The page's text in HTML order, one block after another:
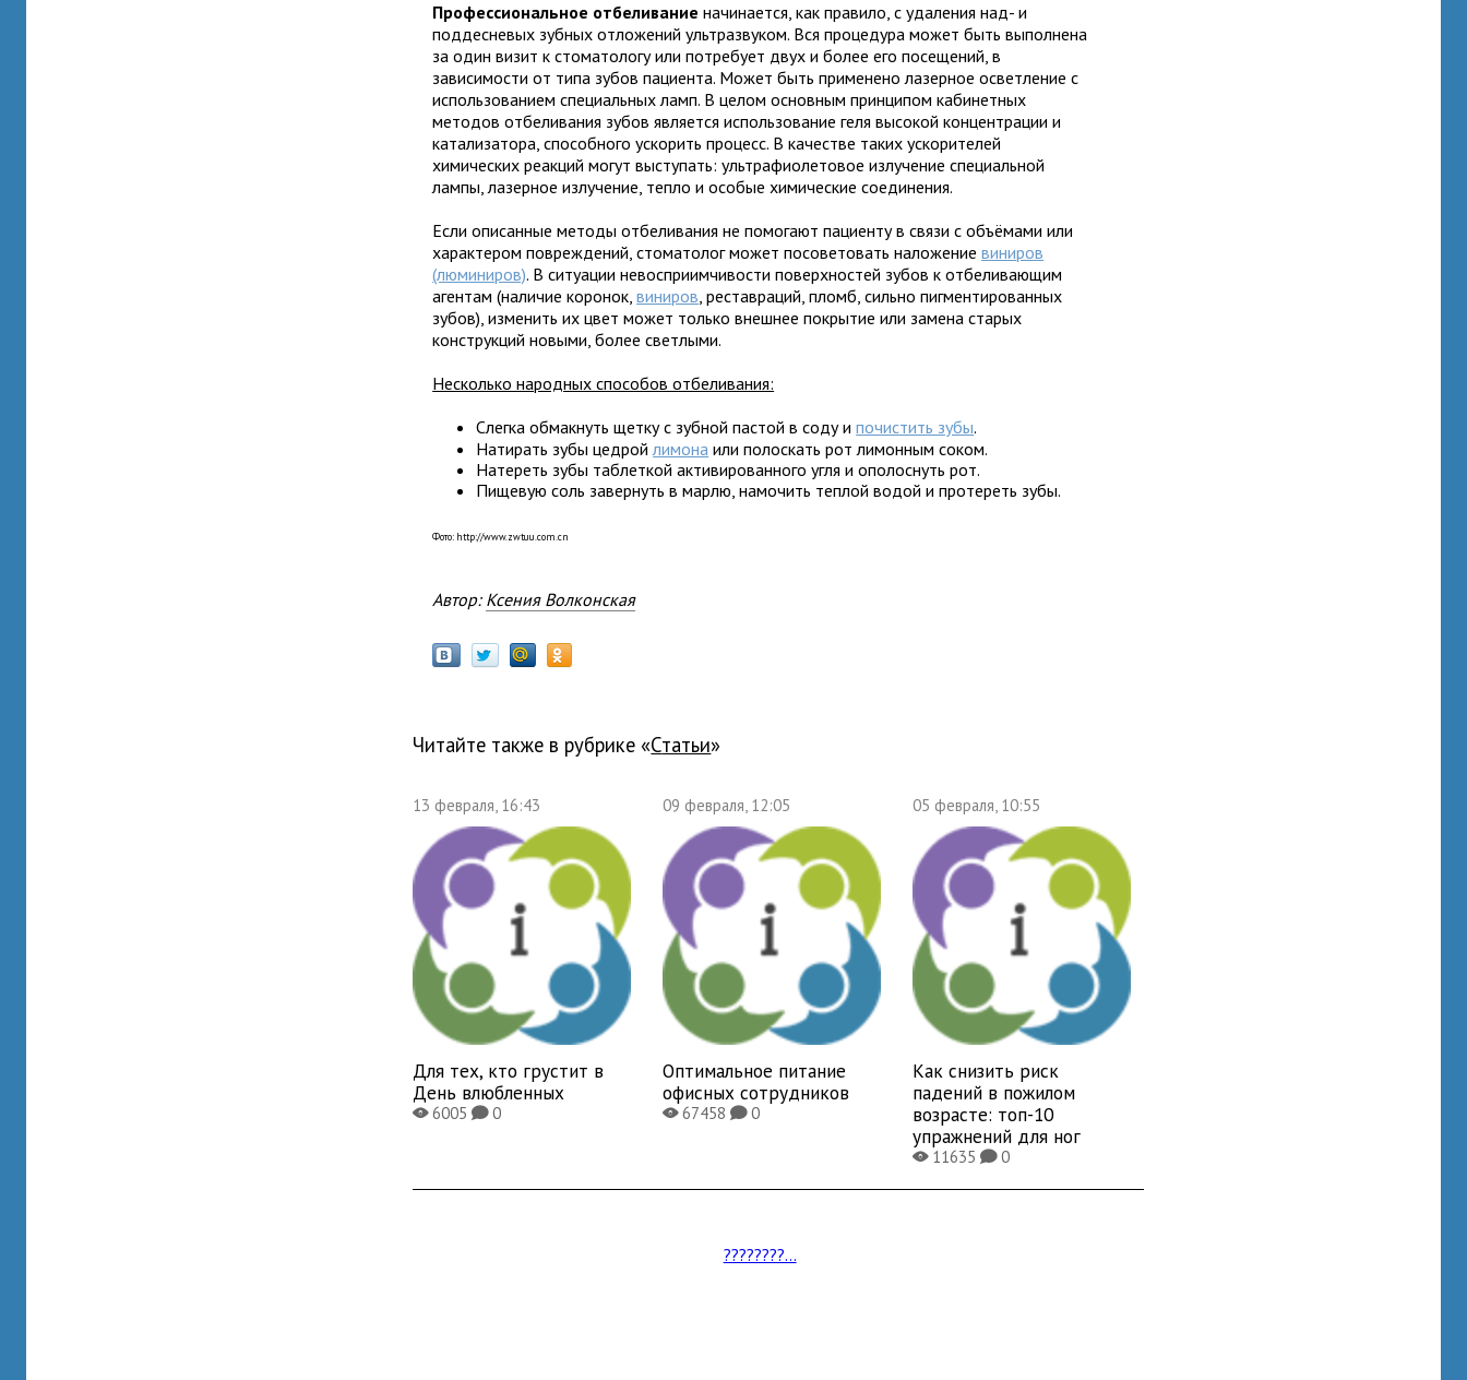
Профессиональное отбеливание начинается, как правило, с удаления над- и
поддесневых зубных отложений ультразвуком. Вся процедура может быть выполнена
за один визит к стоматологу или потребует двух и более его посещений, в
зависимости от типа зубов пациента. Может быть применено лазерное осветление с
использованием специальных ламп. В целом основным принципом кабинетных
методов отбеливания зубов является использование геля высокой концентрации и
катализатора, способного ускорить процесс. В качестве таких ускорителей
химических реакций могут выступать: ультрафиолетовое излучение специальной
лампы, лазерное излучение, тепло и особые химические соединения.
Если описанные методы отбеливания не помогают пациенту в связи с объёмами или
характером повреждений, стоматолог может посоветовать наложениевиниров
(люминиров). В ситуации невосприимчивости поверхностей зубов к отбеливающим
агентам (наличие коронок,виниров, реставраций, пломб, сильно пигментированных
зубов), изменить их цвет может только внешнее покрытие или замена старых
конструкций новыми, более светлыми.
Несколько народных способов отбеливания:
Слегка обмакнуть щетку с зубной пастой в соду ипочистить зубы.
Натирать зубы цедройлимона или полоскать рот лимонным соком.
Натереть зубы таблеткой активированного угля и ополоснуть рот.
Пищевую соль завернуть в марлю, намочить теплой водой и протереть зубы.
Фото: http://www.zwtuu.com.cn
Автор: Ксения Волконская
Читайте также в рубрике « Статьи»
13 февраля, 16:43
Для тех, кто грустит в
День влюбленных
X6005K0
09 февраля, 12:05
Оптимальное питание
офисных сотрудников
X67458K0
05 февраля, 10:55
Как снизить риск
падений в пожилом
возрасте: топ-10
упражнений для ног
X11635K0
????????...